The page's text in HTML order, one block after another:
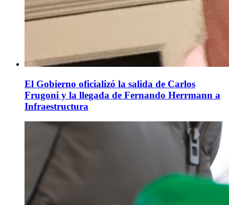
El Gobierno oficializó la salida de Carlos
Frugoni y la llegada de Fernando Herrmann a
Infraestructura